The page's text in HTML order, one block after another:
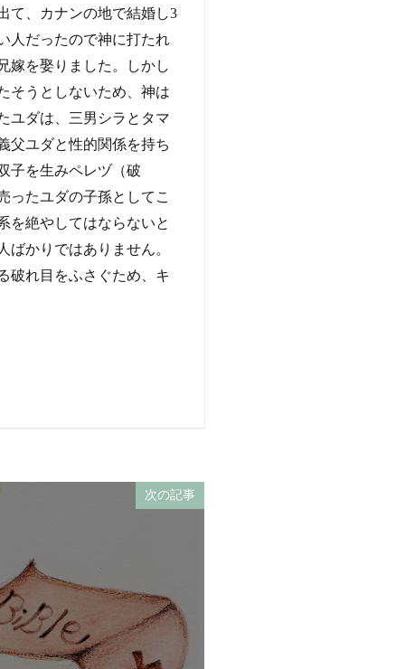
て、カナンの地で結婚し3
人だったので神に打たれ
嫁を娶りました。しかし
そうとしないため、神は
ユダは、三男シラとタマ
父ユダと性的関係を持ち
子を生みペレヅ（破
ったユダの子孫としてこ
を絶やしてはならないと
かりではありません。
破れ目をふさぐため、キ
次の記事